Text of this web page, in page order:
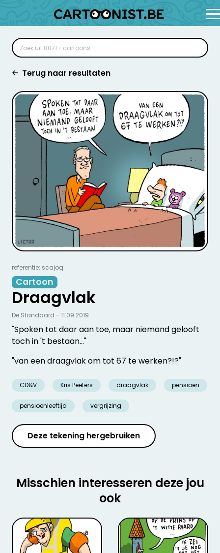
Terug naar resultaten
referentie: scajoq
Cartoon
Draagvlak
"Spoken tot daar aan toe, maar niemand gelooft
toch in 't bestaan..."
"van een draagvlak om tot 67 te werken?!?"
CD&V Kris Peeters draagvlak pensioen
pensioenleeftijd vergrijzing
De Standaard - 11.09.2019
Deze tekening hergebruiken
Misschien interesseren deze jou
ook